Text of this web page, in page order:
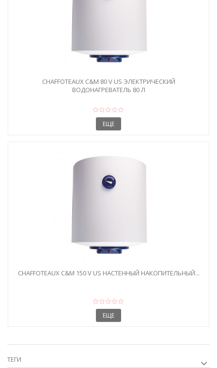
CHAFFOTEAUX C&M 80 V US ЭЛЕКТРИЧЕСКИЙ
ВОДОНАГРЕВАТЕЛЬ 80 Л
ЕЩЕ
CHAFFOTEAUX C&M 150 V US НАСТЕННЫЙ НАКОПИТЕЛЬНЫЙ...
ЕЩЕ
ТЕГИ